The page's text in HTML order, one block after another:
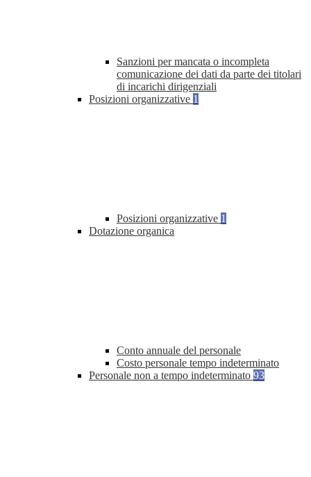
Sanzioni per mancata o incompleta
comunicazione dei dati da parte dei titolari
di incarichi dirigenziali
Posizioni organizzative 1
Posizioni organizzative 1
Dotazione organica
Conto annuale del personale
Costo personale tempo indeterminato
Personale non a tempo indeterminato 93